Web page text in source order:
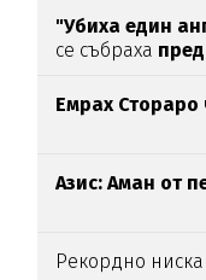
"Убиха един
се събраха
Емрах Стораро
Азис: Аман от
Рекордно ниска